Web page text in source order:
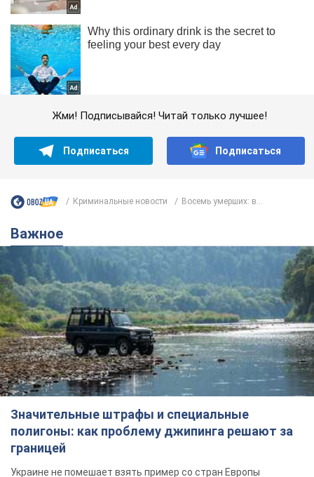
Жми! Подписывайся! Читай только лучшее!
Подписаться Подписаться
Криминальные новости Восемь умерших: в...
Важное
Значительные штрафы и специальные
полигоны: как проблему джипинга решают за
границей
Украине не помешает взять пример со стран Европы